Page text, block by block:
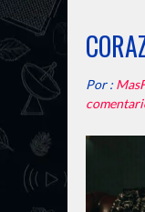
Por :